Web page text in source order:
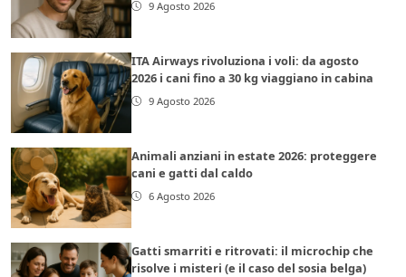
9 Agosto 2026
ITA Airways rivoluziona i voli: da agosto
2026 i cani fino a 30 kg viaggiano in cabina
9 Agosto 2026
Animali anziani in estate 2026: proteggere
cani e gatti dal caldo
6 Agosto 2026
Gatti smarriti e ritrovati: il microchip che
risolve i misteri (e il caso del sosia belga)